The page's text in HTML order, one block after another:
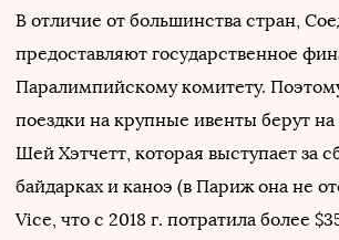
В отличие от большинства стран,
предоставляют государственное
Паралимпийскому комитету.
поездки на крупные ивенты берут
Шей Хэтчетт, которая выступает за
байдарках и каноэ (в Париж она не
Vice, что с 2018 г. потратила более